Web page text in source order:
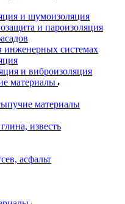
и шумоизоляция
и пароизоляция
инженерных системах
и виброизоляция
материалы
материалы
известь
асфальт